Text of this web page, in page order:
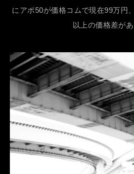
にアポ50が価格コムで現在99万円
以上の価格差があ